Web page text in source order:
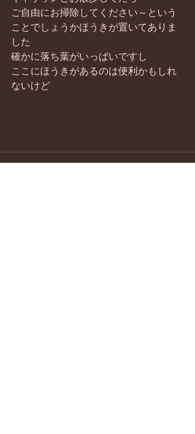
ご自由にお掃除してください～という
ことでしょうかほうきが置いてありま
した
確かに落ち葉がいっぱいですし
ここにほうきがあるのは便利かもしれ
ないけど